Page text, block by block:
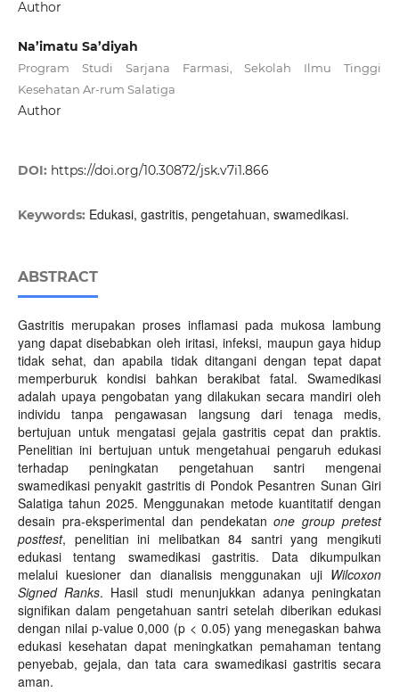
Author
Na’imatu Sa’diyah
Program Studi Sarjana Farmasi, Sekolah Ilmu Tinggi
Kesehatan Ar-rum Salatiga
Author
DOI: https://doi.org/10.30872/jsk.v7i1.866
Keywords: Edukasi, gastritis, pengetahuan, swamedikasi.
ABSTRACT
Gastritis merupakan proses inflamasi pada mukosa lambung
yang dapat disebabkan oleh iritasi, infeksi, maupun gaya hidup
tidak sehat, dan apabila tidak ditangani dengan tepat dapat
memperburuk kondisi bahkan berakibat fatal. Swamedikasi
adalah upaya pengobatan yang dilakukan secara mandiri oleh
individu tanpa pengawasan langsung dari tenaga medis,
bertujuan untuk mengatasi gejala gastritis cepat dan praktis.
Penelitian ini bertujuan untuk mengetahuai pengaruh edukasi
terhadap peningkatan pengetahuan santri mengenai
swamedikasi penyakit gastritis di Pondok Pesantren Sunan Giri
Salatiga tahun 2025. Menggunakan metode kuantitatif dengan
desain pra-eksperimental dan pendekatanone group pretest
posttest, penelitian ini melibatkan 84 santri yang mengikuti
edukasi tentang swamedikasi gastritis. Data dikumpulkan
melalui kuesioner dan dianalisis menggunakan uji Wilcoxon
Signed Ranks. Hasil studi menunjukkan adanya peningkatan
signifikan dalam pengetahuan santri setelah diberikan edukasi
dengan nilai p-value 0,000 (p < 0.05) yang menegaskan bahwa
edukasi kesehatan dapat meningkatkan pemahaman tentang
penyebab, gejala, dan tata cara swamedikasi gastritis secara
aman.